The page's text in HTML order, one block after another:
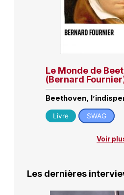
Le Monde de
(Bernard
Beethoven,
Livre SWAG
Voir
Les dernières